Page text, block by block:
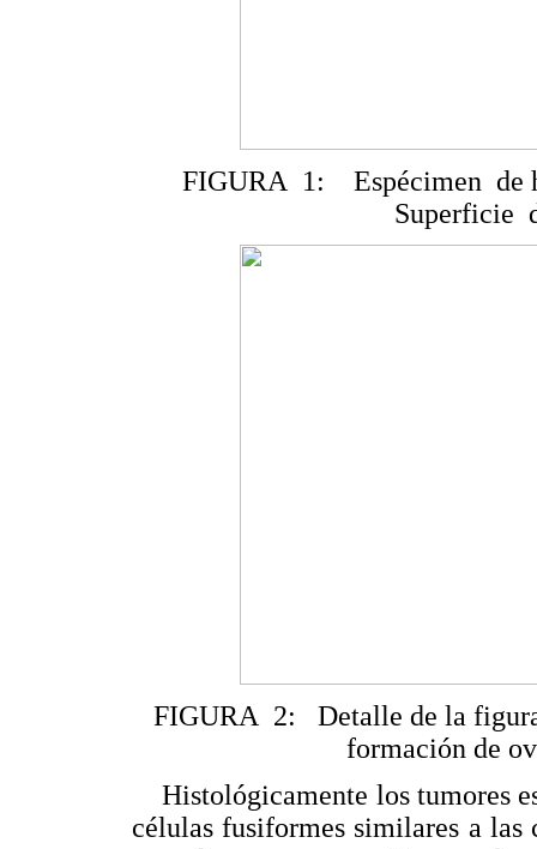
FIGURA 1: Espécimen de
Superficie
FIGURA 2: Detalle de la
formación de
Histológicamente los tumores
células fusiformes similares a las